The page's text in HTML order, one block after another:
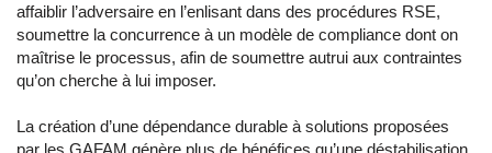
affaiblir l’adversaire en l’enlisant dans des procédures RSE,
soumettre la concurrence à un modèle de compliance dont on
maîtrise le processus, afin de soumettre autrui aux contraintes
qu’on cherche à lui imposer.
La création d’une dépendance durable à solutions proposées
par les GAFAM génère plus de bénéfices qu’une déstabilisation